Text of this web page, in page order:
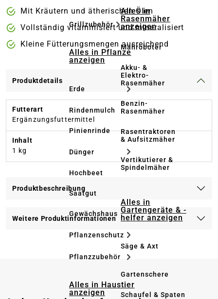
Grillzubehör
Alles in Pflanze
anzeigen
Erde
Rindenmulch
Pinienrinde
Dünger
Hochbeet
Saatgut
Gewächshaus
Pflanzenschutz
Pflanzzubehör
Alles in Haustier
anzeigen
Alles in
Rasenmäher
anzeigen
Mähroboter
Akku- &
Elektro-
Rasenmäher
Benzin-
Rasenmäher
Rasentraktoren
& Aufsitzmäher
Vertikutierer &
Spindelmäher
Alles in
Gartengeräte & -
helfer anzeigen
Säge & Axt
Gartenschere
Schaufel & Spaten
Mit Kräutern und ätherischen Ölen
Vollständig vitaminisiert und mineralisiert
Kleine Fütterungsmengen ausreichend
Produktdetails
Futterart
Ergänzungsfuttermittel
Inhalt
1 kg
Produktbeschreibung
Weitere Produktinformationen